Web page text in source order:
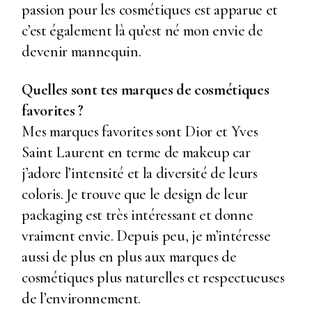
passion pour les cosmétiques est apparue et
c’est également là qu’est né mon envie de
devenir mannequin.
Quelles sont tes marques de cosmétiques
favorites ?
Mes marques favorites sont Dior et Yves
Saint Laurent en terme de makeup car
j’adore l’intensité et la diversité de leurs
coloris. Je trouve que le design de leur
packaging est très intéressant et donne
vraiment envie. Depuis peu, je m’intéresse
aussi de plus en plus aux marques de
cosmétiques plus naturelles et respectueuses
de l’environnement.